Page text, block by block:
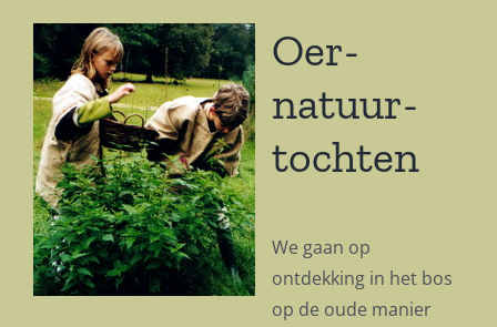
Oer-
natuur-
tochten
We gaan op
ontdekking in het bos
op de oude manier